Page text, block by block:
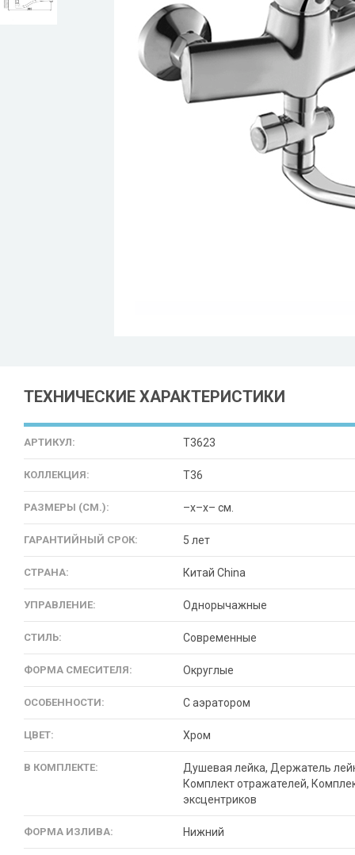
ТЕХНИЧЕСКИЕ ХАРАКТЕРИСТИКИ
АРТИКУЛ: T3623
КОЛЛЕКЦИЯ: T36
РАЗМЕРЫ (СМ.): –x–x– см.
ГАРАНТИЙНЫЙ СРОК: 5 лет
СТРАНА: Китай China
УПРАВЛЕНИЕ: Однорычажные
СТИЛЬ: Современные
ФОРМА СМЕСИТЕЛЯ: Округлые
ОСОБЕННОСТИ: С аэратором
ЦВЕТ: Хром
В КОМПЛЕКТЕ:
Душевая лейка, Держатель
Комплект отражателей,
эксцентриков
ФОРМА ИЗЛИВА: Нижний